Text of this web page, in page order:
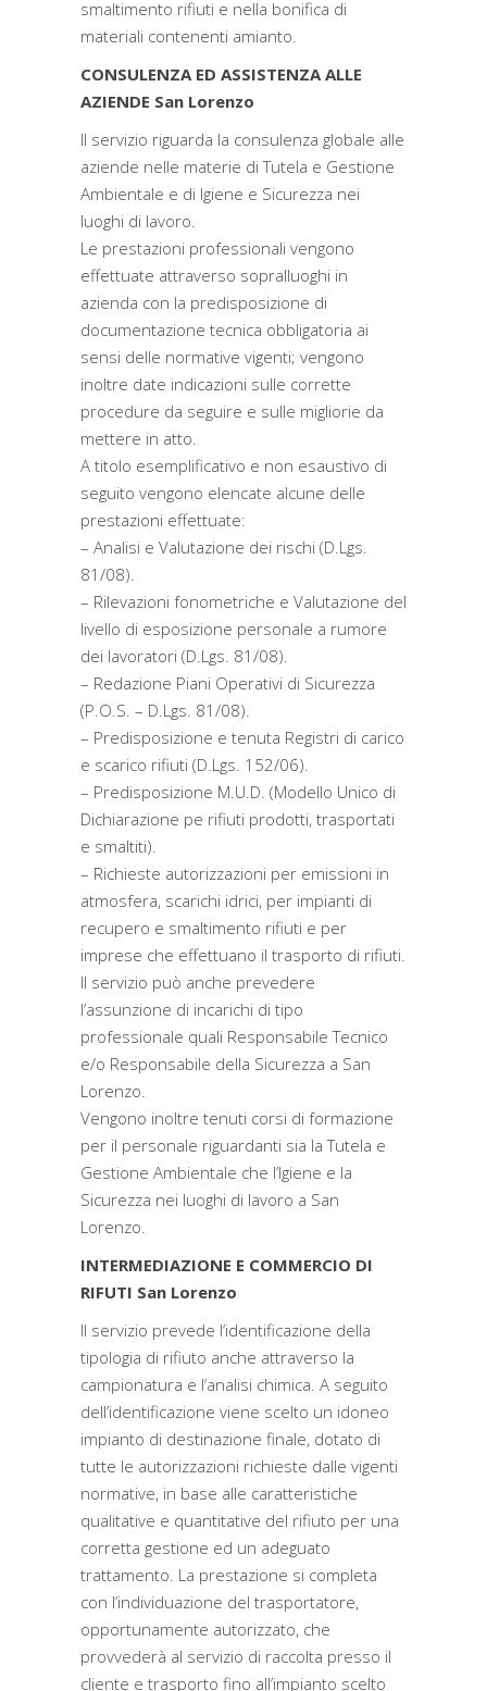
smaltimento rifiuti e nella bonifica di
materiali contenenti amianto.
CONSULENZA ED ASSISTENZA ALLE
AZIENDE San Lorenzo
Il servizio riguarda la consulenza globale alle
aziende nelle materie di Tutela e Gestione
Ambientale e di Igiene e Sicurezza nei
luoghi di lavoro.
Le prestazioni professionali vengono
effettuate attraverso sopralluoghi in
azienda con la predisposizione di
documentazione tecnica obbligatoria ai
sensi delle normative vigenti; vengono
inoltre date indicazioni sulle corrette
procedure da seguire e sulle migliorie da
mettere in atto.
A titolo esemplificativo e non esaustivo di
seguito vengono elencate alcune delle
prestazioni effettuate:
– Analisi e Valutazione dei rischi (D.Lgs.
81/08).
– Rilevazioni fonometriche e Valutazione del
livello di esposizione personale a rumore
dei lavoratori (D.Lgs. 81/08).
– Redazione Piani Operativi di Sicurezza
(P.O.S. – D.Lgs. 81/08).
– Predisposizione e tenuta Registri di carico
e scarico rifiuti (D.Lgs. 152/06).
– Predisposizione M.U.D. (Modello Unico di
Dichiarazione pe rifiuti prodotti, trasportati
e smaltiti).
– Richieste autorizzazioni per emissioni in
atmosfera, scarichi idrici, per impianti di
recupero e smaltimento rifiuti e per
imprese che effettuano il trasporto di rifiuti.
Il servizio può anche prevedere
l’assunzione di incarichi di tipo
professionale quali Responsabile Tecnico
e/o Responsabile della Sicurezza a San
Lorenzo.
Vengono inoltre tenuti corsi di formazione
per il personale riguardanti sia la Tutela e
Gestione Ambientale che l’Igiene e la
Sicurezza nei luoghi di lavoro a San
Lorenzo.
INTERMEDIAZIONE E COMMERCIO DI
RIFUTI San Lorenzo
Il servizio prevede l’identificazione della
tipologia di rifiuto anche attraverso la
campionatura e l’analisi chimica. A seguito
dell’identificazione viene scelto un idoneo
impianto di destinazione finale, dotato di
tutte le autorizzazioni richieste dalle vigenti
normative, in base alle caratteristiche
qualitative e quantitative del rifiuto per una
corretta gestione ed un adeguato
trattamento. La prestazione si completa
con l’individuazione del trasportatore,
opportunamente autorizzato, che
provvederà al servizio di raccolta presso il
cliente e trasporto fino all’impianto scelto